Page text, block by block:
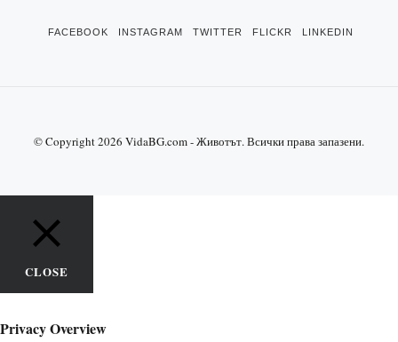
FACEBOOK INSTAGRAM TWITTER FLICKR LINKEDIN
© Copyright 2026 VidaBG.com - Животът. Всички права запазени.
CLOSE
Privacy Overview